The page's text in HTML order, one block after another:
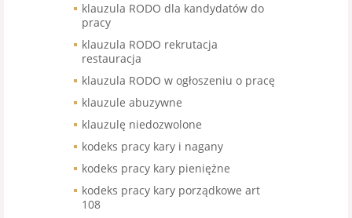
klauzula RODO dla kandydatów do
pracy
klauzula RODO rekrutacja
restauracja
klauzula RODO w ogłoszeniu o pracę
klauzule abuzywne
klauzulę niedozwolone
kodeks pracy kary i nagany
kodeks pracy kary pieniężne
kodeks pracy kary porządkowe art
108